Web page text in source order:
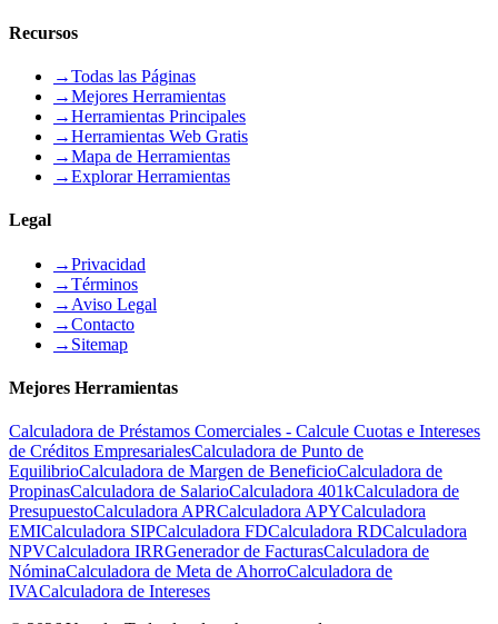
Recursos
→Todas las Páginas
→Mejores Herramientas
→Herramientas Principales
→Herramientas Web Gratis
→Mapa de Herramientas
→Explorar Herramientas
Legal
→Privacidad
→Términos
→ Aviso Legal
→Contacto
→ Sitemap
Mejores Herramientas
Calculadora de Préstamos Comerciales - Calcule Cuotas e Intereses
de Créditos EmpresarialesCalculadora de Punto de
EquilibrioCalculadora de Margen de BeneficioCalculadora de
PropinasCalculadora de SalarioCalculadora 401kCalculadora de
PresupuestoCalculadora APRCalculadora APYCalculadora
EMICalculadora SIPCalculadora FDCalculadora RDCalculadora
NPVCalculadora IRRGenerador de FacturasCalculadora de
NóminaCalculadora de Meta de AhorroCalculadora de
IVACalculadora de Intereses